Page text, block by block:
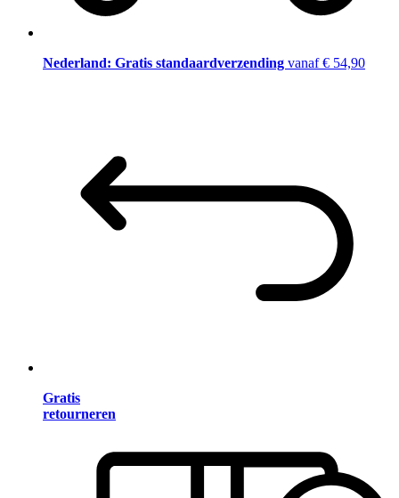
Nederland: Gratis standaardverzending vanaf € 54,90
Gratis
retourneren